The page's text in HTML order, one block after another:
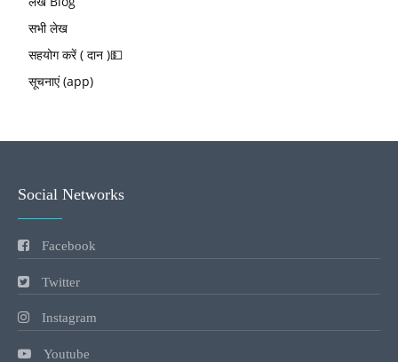
सभी लेख
सहयोग करें ( दान )💵
सूचनाएं (app)
Social Networks
Facebook
Twitter
Instagram
Youtube